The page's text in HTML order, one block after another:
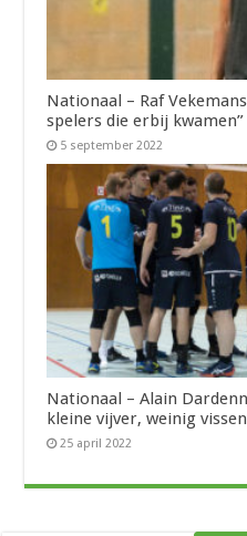
Nationaal – Raf
spelers die erbij kwamen”
5 september 2022
Nationaal – Alain
kleine vijver, weinig
25 april 2022